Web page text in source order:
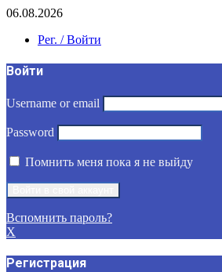
06.08.2026
Рег. / Войти
Войти
Username or email
Password
Помнить меня пока я не выйду
Вспомнить пароль?
X
Регистрация